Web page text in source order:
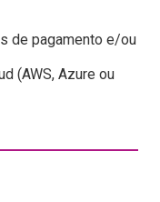
de pagamento e/ou
(AWS, Azure ou